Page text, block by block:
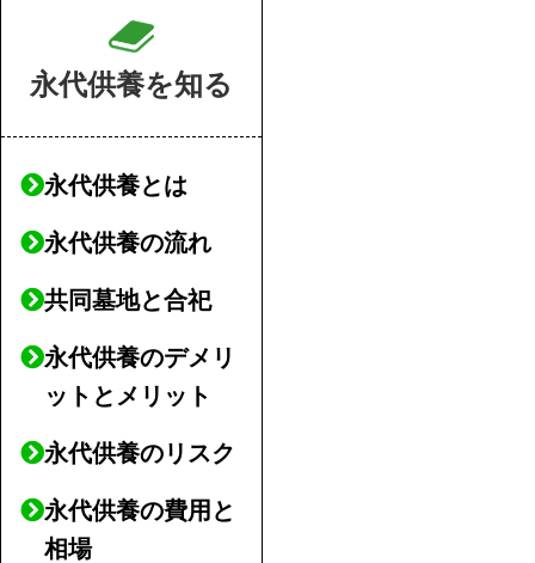
永代供養を知る
永代供養とは
永代供養の流れ
共同墓地と合祀
永代供養のデメリ
ットとメリット
永代供養のリスク
永代供養の費用と
相場